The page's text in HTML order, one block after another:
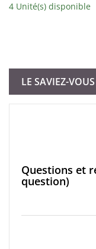
4 Unité(s) disponible
LE SAVIEZ-
Questions et
question)